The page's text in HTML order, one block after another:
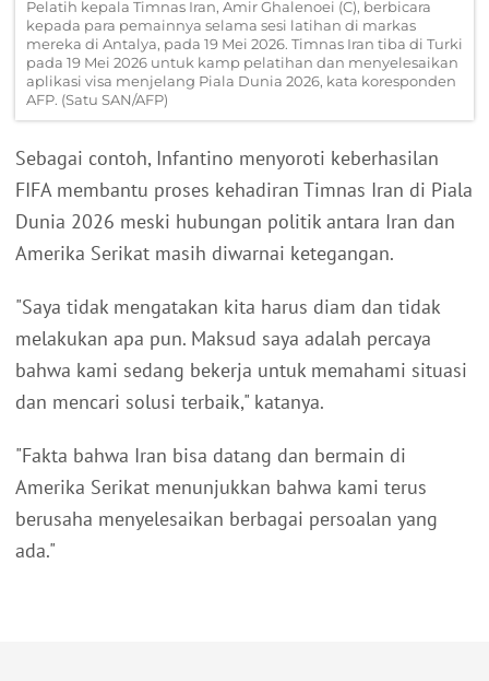
Pelatih kepala Timnas Iran, Amir Ghalenoei (C), berbicara
kepada para pemainnya selama sesi latihan di markas
mereka di Antalya, pada 19 Mei 2026. Timnas Iran tiba di Turki
pada 19 Mei 2026 untuk kamp pelatihan dan menyelesaikan
aplikasi visa menjelang Piala Dunia 2026, kata koresponden
AFP. (Satu SAN/AFP)
Sebagai contoh, Infantino menyoroti keberhasilan
FIFA membantu proses kehadiran Timnas Iran di Piala
Dunia 2026 meski hubungan politik antara Iran dan
Amerika Serikat masih diwarnai ketegangan.
"Saya tidak mengatakan kita harus diam dan tidak
melakukan apa pun. Maksud saya adalah percaya
bahwa kami sedang bekerja untuk memahami situasi
dan mencari solusi terbaik," katanya.
"Fakta bahwa Iran bisa datang dan bermain di
Amerika Serikat menunjukkan bahwa kami terus
berusaha menyelesaikan berbagai persoalan yang
ada."